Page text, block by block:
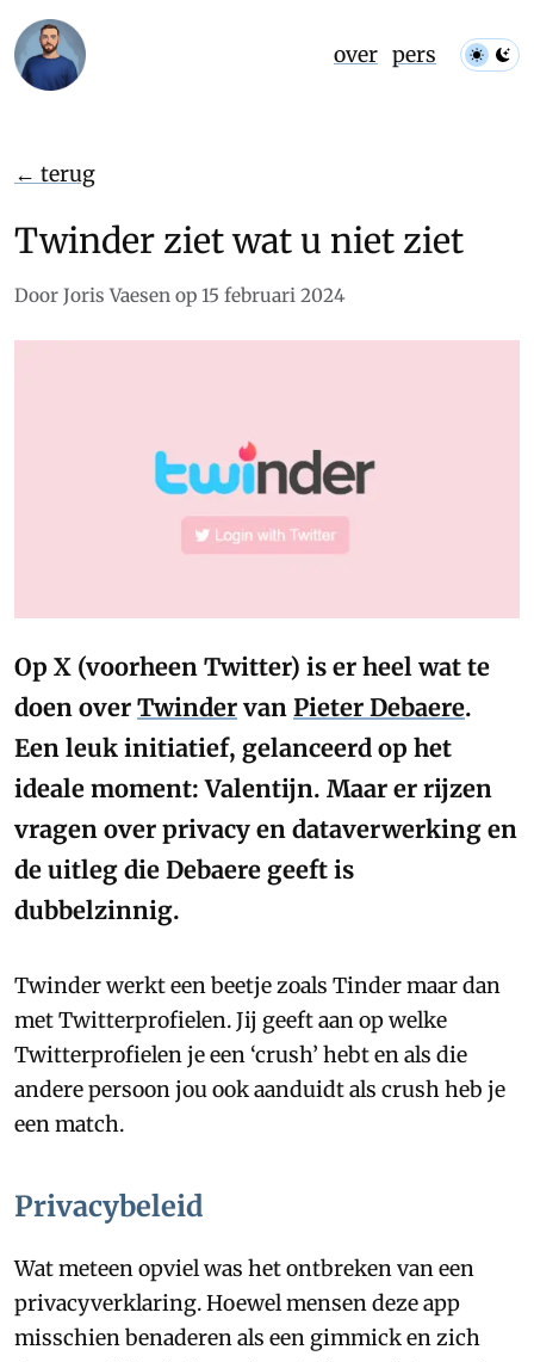
over pers
← terug
Twinder ziet wat u niet ziet
Door Joris Vaesen op 15 februari 2024
Op X (voorheen Twitter) is er heel wat te
doen over Twinder van Pieter Debaere.
Een leuk initiatief, gelanceerd op het
ideale moment: Valentijn. Maar er rijzen
vragen over privacy en dataverwerking en
de uitleg die Debaere geeft is
dubbelzinnig.
Twinder werkt een beetje zoals Tinder maar dan
met Twitterprofielen. Jij geeft aan op welke
Twitterprofielen je een ‘crush’ hebt en als die
andere persoon jou ook aanduidt als crush heb je
een match.
Privacybeleid
Wat meteen opviel was het ontbreken van een
privacyverklaring. Hoewel mensen deze app
misschien benaderen als een gimmick en zich